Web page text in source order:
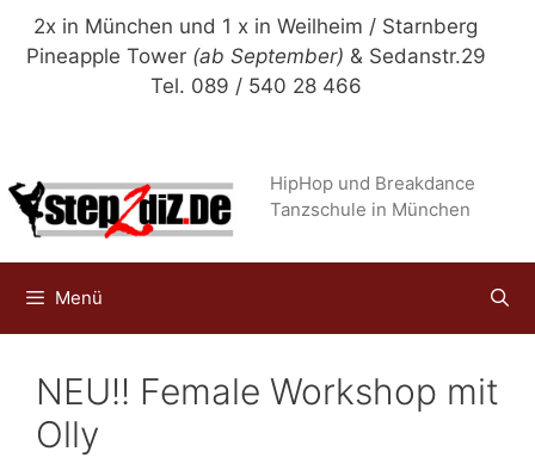
Zum
Inhalt
2x in München und 1 x in Weilheim / Starnberg
Pineapple Tower (ab September) & Sedanstr.29
Tel. 089 / 540 28 466
HipHop und Breakdance
Tanzschule in München
Menü
NEU!! Female Workshop mit
Olly